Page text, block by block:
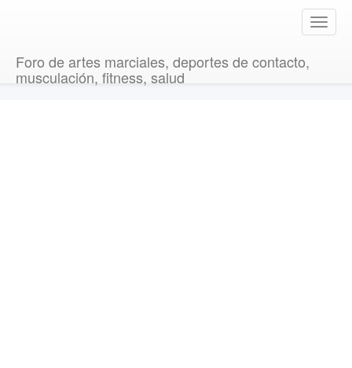
T
o
Foro de artes marciales, deportes de contacto,
musculación, fitness, salud